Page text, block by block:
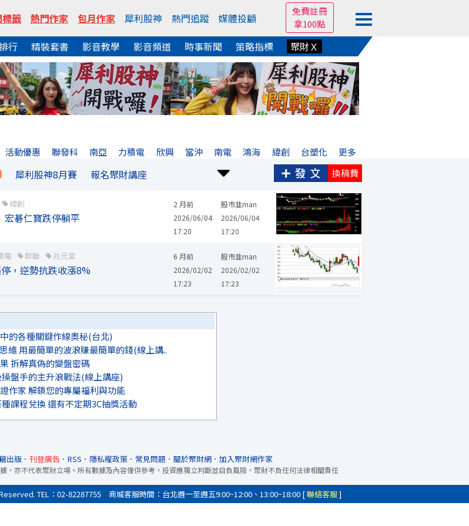
籤 熱門作家 包月作家 犀利股神 熱門追蹤 媒體投顧
免費註冊
拿100點
行 精裝套書 影音教學 影音頻道 時事新聞 策略指標 聚財Ｘ
活動優惠 聯發科 南亞 力積電 欣興 當沖 南電 鴻海 緯創 台塑化 更多
犀利股神8月賽 報名聚財講座 換稿費
緯創
2 月前
2026/06/04
17:20
碁仁寶跌停躺平
股市韭man
2026/06/04
17:20
電 群聯 兆元宴
6 月前
2026/02/02
17:23
，逆勢抗跌收漲8%
股市韭man
2026/02/02
17:23
的各種關鍵作線奧秘(台北)
維 用最簡單的波浪賺最簡單的錢(線上講..
拆解真偽的變盤密碼
盤手的主升浪戰法(線上講座)
作家 解鎖您的專屬福利與功能
課程兌換 還有不定期3C抽獎活動
出版． 刊登廣告 ． RSS ． 隱私權政策． 常見問題 ． 關於聚財網． 加入聚財網作家
，亦不代表聚財立場。所有數據及內容僅供參考，投資應獨立判斷並自負風險，聚財不負任何法律相關責任
TEL：02-82287755 商城客服時間：台北週一至週五9:00~12:00、13:00~18:00 [聯絡客服]